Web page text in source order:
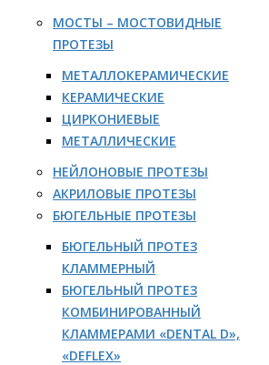
МОСТЫ – МОСТОВИДНЫЕ
ПРОТЕЗЫ
МЕТАЛЛОКЕРАМИЧЕСКИЕ
КЕРАМИЧЕСКИЕ
ЦИРКОНИЕВЫЕ
МЕТАЛЛИЧЕСКИЕ
НЕЙЛОНОВЫЕ ПРОТЕЗЫ
АКРИЛОВЫЕ ПРОТЕЗЫ
БЮГЕЛЬНЫЕ ПРОТЕЗЫ
БЮГЕЛЬНЫЙ ПРОТЕЗ
КЛАММЕРНЫЙ
БЮГЕЛЬНЫЙ ПРОТЕЗ
КОМБИНИРОВАННЫЙ
КЛАММЕРАМИ «DENTAL D»,
«DEFLEX»